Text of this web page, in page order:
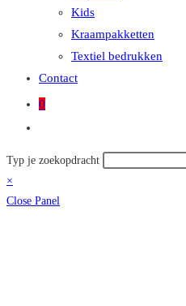
Kids
Kraampakketten
Textiel bedrukken
Contact
0
zoeken
Zoek
op
deze
Typ je zoekopdracht
×
Close Panel